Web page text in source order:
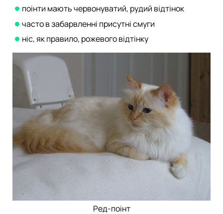
поінти мають червонуватий, рудий відтінок
часто в забарвленні присутні смуги
ніс, як правило, рожевого відтінку
Ред-поінт